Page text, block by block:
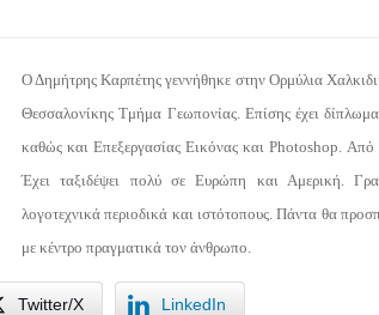
Ο Δημήτρης Καρπέτης γεννήθηκε στην Ορμύλια
Θεσσαλονίκης Τμήμα Γεωπονίας. Επίσης έχει
καθώς και Επεξεργασίας Εικόνας και Photoshop. Από
Έχει ταξιδέψει πολύ σε Ευρώπη και Αμερική.
λογοτεχνικά περιοδικά και ιστότοπους. Πάντα θα
με κέντρο πραγματικά τον άνθρωπο.
Twitter/X LinkedIn